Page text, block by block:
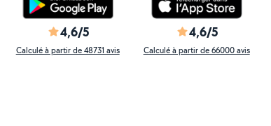
4,6/5
Calculé à partir de 48731 avis
4,6/5
Calculé à partir de 66000 avis